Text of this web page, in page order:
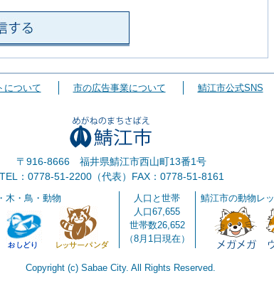
について 市の広告事業について 鯖江市公式SNS
〒916-8666 福井県鯖江市西山町13番1号
TEL：0778-51-2200（代表） FAX：0778-51-8161
木・鳥・動物
人口と世帯
人口67,655
世帯数26,652
（8月1日現在）
鯖江市の動物レ
Copyright (c) Sabae City. All Rights Reserved.